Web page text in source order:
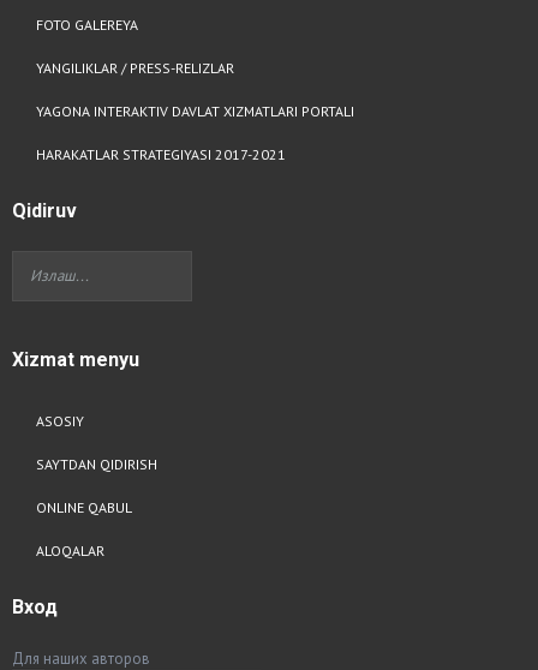
FOTO GALEREYA
YANGILIKLAR / PRESS-RELIZLAR
YAGONA INTERAKTIV DAVLAT XIZMATLARI PORTALI
HARAKATLAR STRATEGIYASI 2017-2021
Qidiruv
Xizmat menyu
ASOSIY
SAYTDAN QIDIRISH
ONLINE QABUL
ALOQALAR
Вход
Для наших авторов